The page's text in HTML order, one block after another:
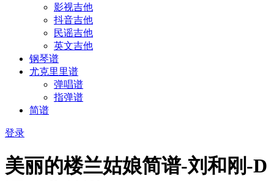
影视吉他
抖音吉他
民谣吉他
英文吉他
钢琴谱
尤克里里谱
弹唱谱
指弹谱
简谱
登录
美丽的楼兰姑娘简谱-刘和刚-D